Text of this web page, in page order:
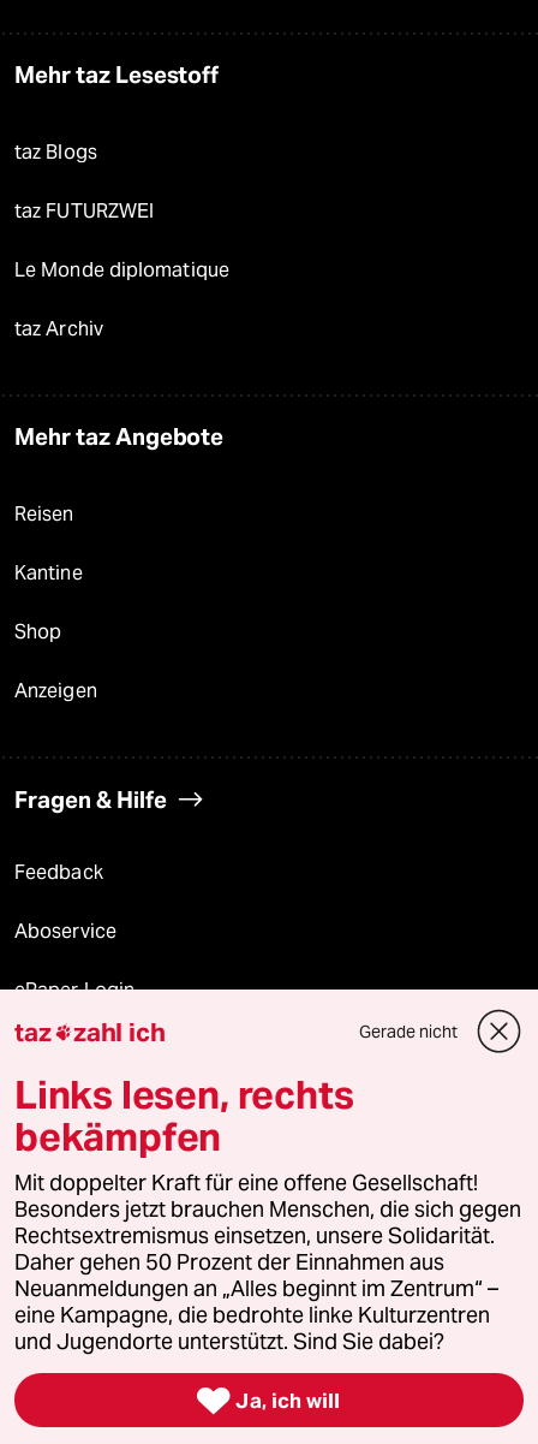
Mehr taz Lesestoff
taz Blogs
taz FUTURZWEI
Le Monde diplomatique
taz Archiv
Mehr taz Angebote
Reisen
Kantine
Shop
Anzeigen
Fragen & Hilfe
Feedback
Aboservice
ePaper Login
Downloads für Abonnierende
© 2026 taz Verlags und Vertriebs GmbH
Alle Rechte vorbehalten. Bei rechtlichen Fragen oder für Genehmigungen
wenden Sie sich bitte an
lizenzen@taz.de
Feedback Redaktionsstatut Kommune-Richtlinien
Leitlinie Informant Datenschutz Impressum AGB
Seitenwende Einwilligungen widerrufen (Ads)
taz zahl ich Gerade nicht
Links lesen, rechts
bekämpfen
Mit doppelter Kraft für eine offene Gesellschaft!
Besonders jetzt brauchen Menschen, die sich gegen
Rechtsextremismus einsetzen, unsere Solidarität.
Daher gehen 50 Prozent der Einnahmen aus
Neuanmeldungen an „Alles beginnt im Zentrum“ –
eine Kampagne, die bedrohte linke Kulturzentren
und Jugendorte unterstützt. Sind Sie dabei?
 Ja, ich will